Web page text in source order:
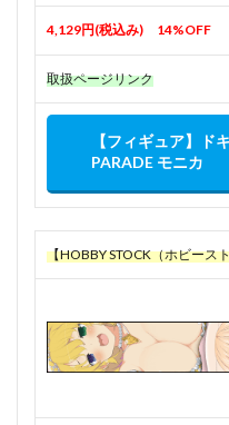
4,129円(税込み) 14%OFF
取扱ページリンク
【フィギュア】ド
PARADE モニカ
【HOBBY STOCK（ホビース